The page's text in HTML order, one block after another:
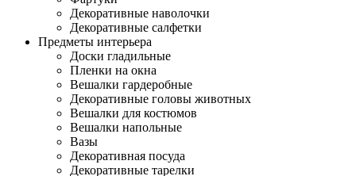
Декоративные наволочки
Декоративные салфетки
Предметы интерьера
Доски гладильные
Пленки на окна
Вешалки гардеробные
Декоративные головы животных
Вешалки для костюмов
Вешалки напольные
Вазы
Декоративная посуда
Декоративные тарелки